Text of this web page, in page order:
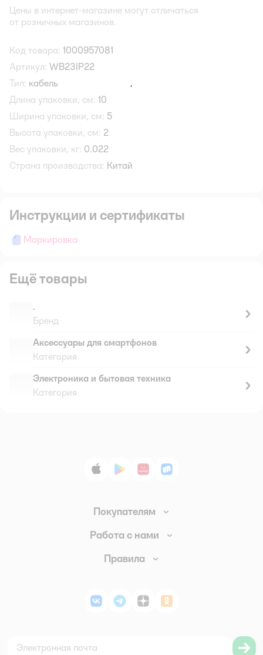
Цены в интернет-магазине могут отличаться
от розничных магазинов.
Код товара: 1000957081
Артикул: WB23IP22
Тип: кабель
Длина упаковки, см: 10
Ширина упаковки, см: 5
Высота упаковки, см: 2
Вес упаковки, кг: 0.022
Страна производства: Китай
Инструкции и сертификаты
Маркировка
Ещё товары
.
Бренд
Аксессуары для смартфонов
Категория
Электроника и бытовая техника
Категория
App StoreGoogle Play
AppGallery
RuStore
Покупателям
Доставка и оплата
Промокоды
Магазины
Работа с нами
Вакансии
Правила
Политика конфиденциальности
Правила бонусной программы
ВКонтакте
TelegramДзен Одноклассники